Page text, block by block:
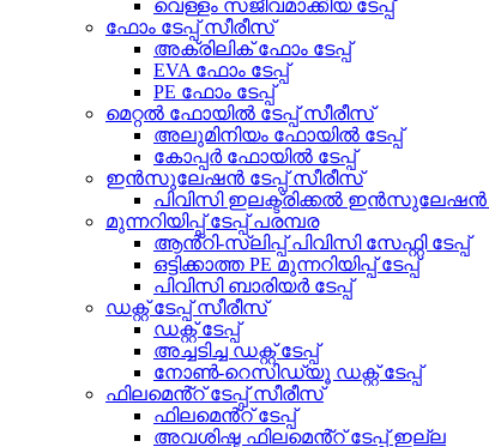
വെള്ളം സജീവമാക്കിയ ടേപ്പ്
ഫോം ടേപ്പ് സീരീസ്
അക്രിലിക് ഫോം ടേപ്പ്
EVA ഫോം ടേപ്പ്
PE ഫോം ടേപ്പ്
മെറ്റൽ ഫോയിൽ ടേപ്പ് സീരീസ്
അലുമിനിയം ഫോയിൽ ടേപ്പ്
കോപ്പർ ഫോയിൽ ടേപ്പ്
ഇൻസുലേഷൻ ടേപ്പ് സീരീസ്
പിവിസി ഇലക്ട്രിക്കൽ ഇൻസുലേഷൻ
മുന്നറിയിപ്പ് ടേപ്പ് പരമ്പര
ആൻ്റി-സ്ലിപ്പ് പിവിസി സേഫ്റ്റി ടേപ്പ്
ഒട്ടിക്കാത്ത PE മുന്നറിയിപ്പ് ടേപ്പ്
പിവിസി ബാരിയർ ടേപ്പ്
ഡക്റ്റ് ടേപ്പ് സീരീസ്
ഡക്റ്റ് ടേപ്പ്
അച്ചടിച്ച ഡക്റ്റ് ടേപ്പ്
നോൺ-റെസിഡ്യൂ ഡക്റ്റ് ടേപ്പ്
ഫിലമെൻ്റ് ടേപ്പ് സീരീസ്
ഫിലമെൻ്റ് ടേപ്പ്
അവശിഷ്ട ഫിലമെൻ്റ് ടേപ്പ് ഇല്ല